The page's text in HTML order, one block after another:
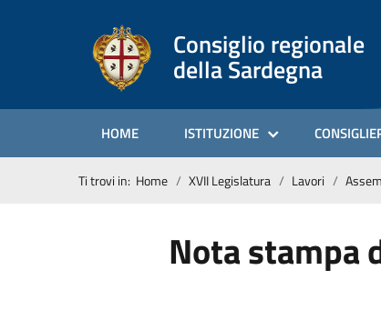
Consiglio regionale
della Sardegna
HOME ISTITUZIONE
Ti trovi in: Home XVII Legislatura Lavori
Nota stampa